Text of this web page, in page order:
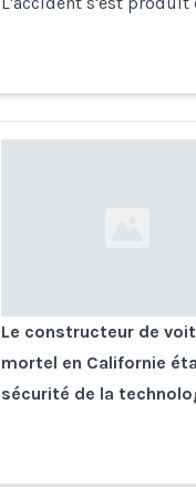
Le constructeur de
mortel en Californie
sécurité de la